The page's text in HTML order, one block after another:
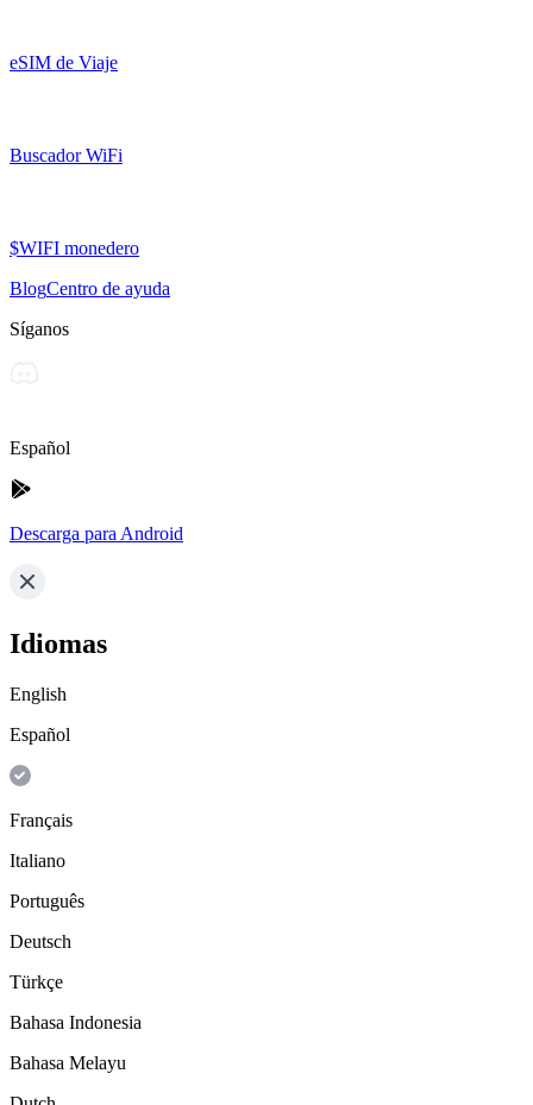
eSIM de Viaje
Buscador WiFi
$WIFI monedero
BlogCentro de ayuda
Síganos
Español
Descarga para Android
Idiomas
English
Español
Français
Italiano
Português
Deutsch
Türkçe
Bahasa Indonesia
Bahasa Melayu